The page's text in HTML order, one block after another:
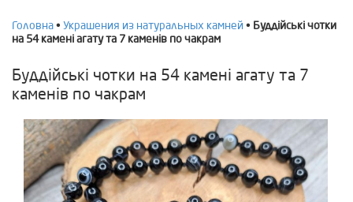
Головна • Украшения из натуральных камней • Буддійські чотки
на 54 камені агату та 7 каменів по чакрам
Буддійські чотки на 54 камені агату та 7
каменів по чакрам